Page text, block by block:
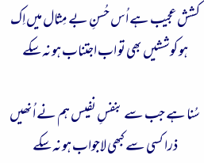
کشش عجیب ہے اُس حُسنِ بے مِثال میں اِک
ہو کوششیں بھی تو اب اجتناب ہو نہ سکے
سُنا ہے جب سے بنفسِ نفیس ہم نے اُنھیں
ذرا کسی سے کبھی لاجواب ہو نہ سکے